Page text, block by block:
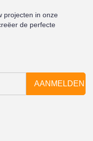
projecten in onze
de perfecte
AANMELDEN